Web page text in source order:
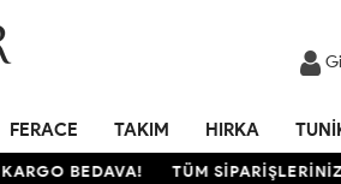
FERACE TAKIM HIRKA
BEDAVA! TÜM